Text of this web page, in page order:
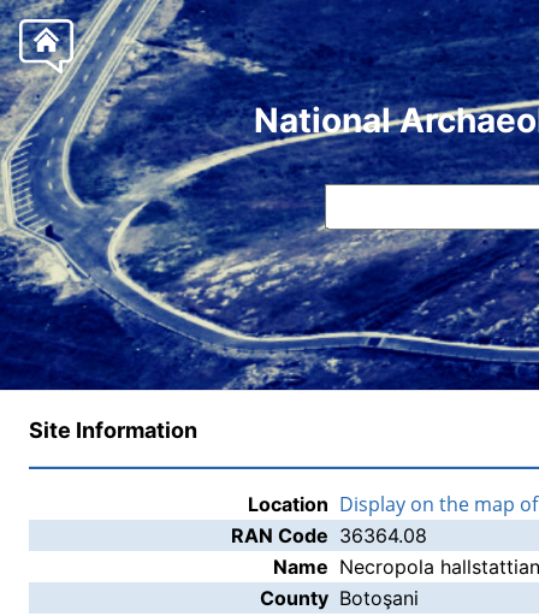
National
Site Information
Location Display on the map
RAN Code 36364.08
Name Necropola
County Botoşani